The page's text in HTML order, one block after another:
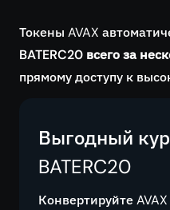
Токены AVAX
BATERC20 всего за
прямому доступу к
Выгодный
BATERC20
Конвертируйте